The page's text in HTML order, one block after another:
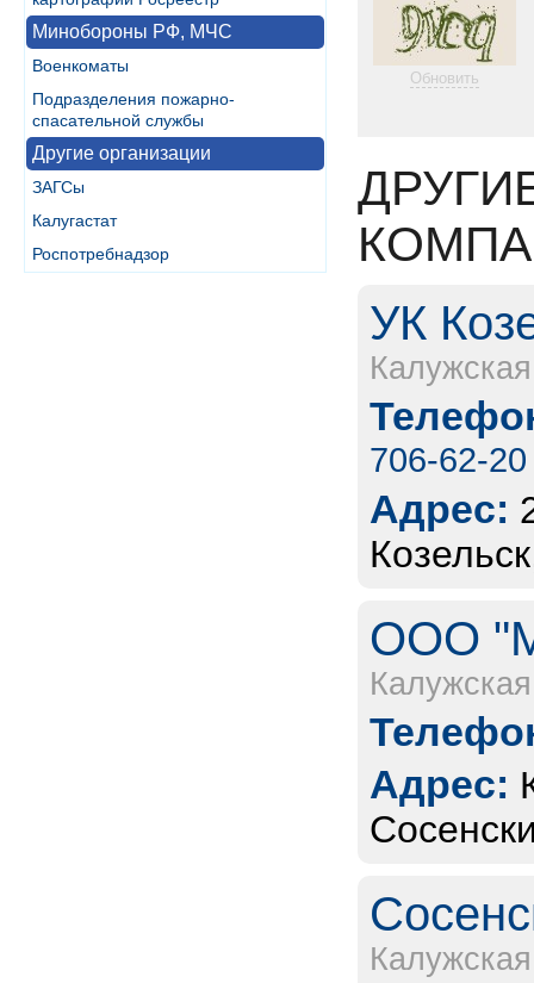
Минобороны РФ, МЧС
Военкоматы
Подразделения пожарно-
спасательной службы
Другие организации
ЗАГСы
Калугастат
Роспотребнадзор
Обновить
УК
706-62-20
Адрес:
ООО
Адрес: